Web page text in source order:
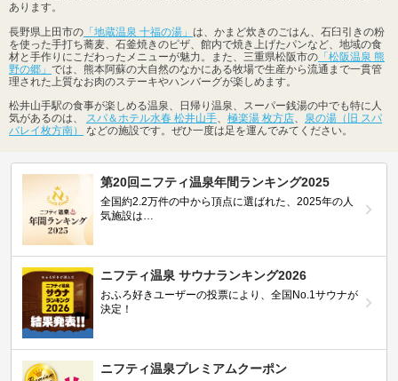
あります。
長野県上田市の 「地蔵温泉 十福の湯」 は、かまど炊きのごはん、石臼引きの粉
を使った手打ち蕎麦、石釜焼きのピザ、館内で焼き上げたパンなど、地域の食
材と手作りにこだわったメニューが魅力。また、三重県松阪市の 「松阪温泉 熊
野の郷」 では、熊本阿蘇の大自然のなかにある牧場で生産から流通まで一貫管
理された上質なお肉のステーキやハンバーグが楽しめます。
松井山手駅の食事が楽しめる温泉、日帰り温泉、スーパー銭湯の中でも特に人
気があるのは、
スパ＆ホテル水春 松井山手 極楽湯 枚方店
泉の湯（旧 スパ
バレイ枚方南）
などの施設です。ぜひ一度は足を運んでみてください。
第20回ニフティ温泉年間ランキング2025
全国約2.2万件の中から頂点に選ばれた、2025年の人
気施設は…
ニフティ温泉 サウナランキング2026
おふろ好きユーザーの投票により、全国No.1サウナが
決定！
ニフティ温泉プレミアムクーポン